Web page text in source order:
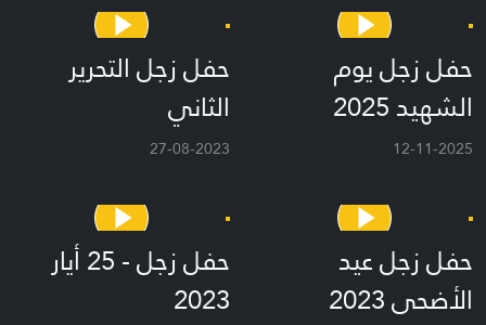
حفل زجل يوم
الشهيد 2025
12-11-2025
حفل زجل التحرير
الثاني
27-08-2023
حفل زجل عيد
الأضحى 2023
حفل زجل - 25 أيار
2023